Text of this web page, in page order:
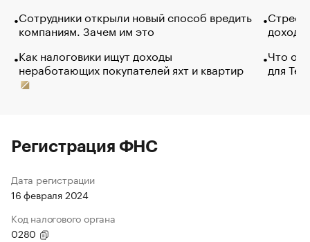
Сотрудники открыли новый способ вредить
компаниям. Зачем им это
Как налоговики ищут доходы
неработающих покупателей яхт и квартир
Что
для
Регистрация ФНС
Дата регистрации
16 февраля 2024
Код налогового органа
0280